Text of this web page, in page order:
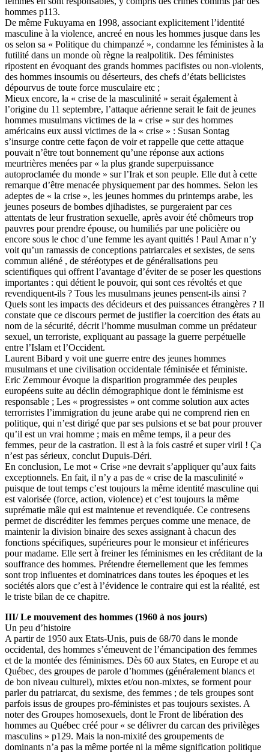
hommes p113.
De même Fukuyama en 1998, associant explicitement l’identité
masculine à la violence, ancreé en nous les hommes jusque dans les
os selon sa « Politique du chimpanzé », condamne les féministes à la
futilité dans un monde où règne la realpolitik. Des féministes
ripostent en évoquant des grands hommes pacifistes ou non-violents,
des hommes insoumis ou déserteurs, des chefs d’états bellicistes
dépourvus de toute force musculaire etc ;
Mieux encore, la « crise de la masculinité » serait également à
l’origine du 11 septembre, l’attaque aérienne serait le fait de jeunes
hommes musulmans victimes de la « crise » sur des hommes
américains eux aussi victimes de la « crise » : Susan Sontag
s’insurge contre cette façon de voir et rappelle que cette attaque
pouvait n’être tout bonnement qu’une réponse aux actions
meurtrières menées par « la plus grande superpuissance
autoproclamée du monde » sur l’Irak et son peuple. Elle dut à cette
remarque d’être menacée physiquement par des hommes. Selon les
adeptes de « la crise », les jeunes hommes du printemps arabe, les
jeunes poseurs de bombes djihadistes, se purgeraient par ces
attentats de leur frustration sexuelle, après avoir été chômeurs trop
pauvres pour prendre épouse, ou humiliés par une policière ou
encore sous le choc d’une femme les ayant quittés ! Paul Amar n’y
voit qu’un ramassis de conceptions patriarcales et sexistes, de sens
commun aliéné , de stéréotypes et de généralisations peu
scientifiques qui offrent l’avantage d’éviter de se poser les questions
importantes : qui détient le pouvoir, qui sont ces révoltés et que
revendiquent-ils ? Tous les musulmans jeunes pensent-ils ainsi ?
Quels sont les impacts des décideurs et des puissances étrangères ? Il
constate que ce discours permet de justifier la coercition des états au
nom de la sécurité, décrit l’homme musulman comme un prédateur
sexuel, un terroriste, expliquant au passage la guerre perpétuelle
entre l’Islam et l’Occident.
Laurent Bibard y voit une guerre entre des jeunes hommes
musulmans et une civilisation occidentale féminisée et féministe.
Eric Zemmour évoque la disparition programmée des peuples
européens suite au déclin démographique dont le féminisme est
responsable ; Les « progressistes » ont comme solution aux actes
terrorristes l’immigration du jeune arabe qui ne comprend rien en
politique, qui n’est dirigé que par ses pulsions et se bat pour prouver
qu’il est un vrai homme ; mais en même temps, il a peur des
femmes, peur de la castration. Il est à la fois castré et super viril ! Ça
n’est pas sérieux, conclut Dupuis-Déri.
En conclusion, Le mot « Crise »ne devrait s’appliquer qu’aux faits
exceptionnels. En fait, il n’y a pas de « crise de la masculinité »
puisque de tout temps c’est toujours la même identité masculine qui
est valorisée (force, action, violence) et c’est toujours la même
suprématie mâle qui est maintenue et revendiquée. Ce contresens
permet de discréditer les femmes perçues comme une menace, de
maintenir la division binaire des sexes assignant à chacun des
fonctions spécifiques, supérieures pour le monsieur et inférieures
pour madame. Elle sert à freiner les féminismes en les créditant de la
souffrance des hommes. Prétendre éternellement que les femmes
sont trop influentes et dominatrices dans toutes les époques et les
sociétés alors que c’est à l’évidence le contraire qui est la réalité, est
le triste bilan de ce chapitre.
III/ Le mouvement des hommes (1960 à nos jours)
Un peu d’histoire
A partir de 1950 aux Etats-Unis, puis de 68/70 dans le monde
occidental, des hommes s’émeuvent de l’émancipation des femmes
et de la montée des féminismes. Dès 60 aux States, en Europe et au
Québec, des groupes de parole d’hommes (généralement blancs et
de bon niveau culturel), mixtes et/ou non-mixtes, se forment pour
parler du patriarcat, du sexisme, des femmes ; de tels groupes sont
parfois issus de groupes pro-féministes et pas toujours sexistes. A
noter des Groupes homosexuels, dont le Front de libération des
hommes au Québec créé pour « se délivrer du carcan des privilèges
masculins » p129. Mais la non-mixité des groupements de
dominants n’a pas la même portée ni la même signification politique